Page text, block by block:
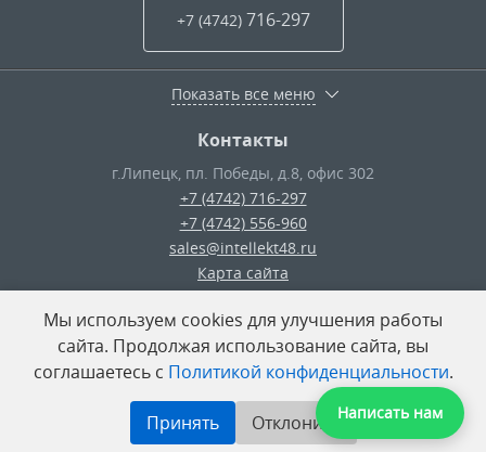
+7 (4742) 716-297
Показать все меню
Контакты
г.Липецк пл. Победы, д.8, офис 302
+7 (4742) 716-297
+7 (4742) 556-960
sales@intellekt48.ru
Карта сайта
© ООО «Интеллект-Плюс»— 2026
Поделиться:
Разработка сайта —«Unika»’18
Система управления сайтом—UMI-CMS
Написать нам
Мы используем cookies для улучшения работы
сайта. Продолжая использование сайта, вы
соглашаетесь с Политикой конфиденциальности.
Принять Отклонить